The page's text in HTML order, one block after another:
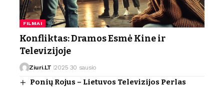
FILMAI
Konfliktas: Dramos Esmė Kine ir
Televizijoje
Ziuri.LT 2025 30 sausio
Ponių Rojus – Lietuvos Televizijos Perlas